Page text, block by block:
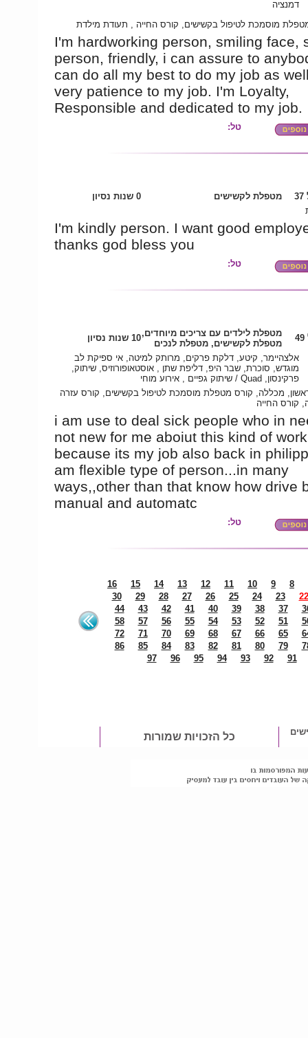
דמנציה
מוסמכת לטיפול בקשישים, קורס החייה , תעודת מילדת
I'm hardworking person, smiling face,
person, friendly, i can assure to
can do all my best to do my job as
very patience to my job. I'm Loyalty,
Responsible and dedicated to my job.
טל:
מטפלת לקשישים
0 שנות נסיון
I'm kindly person. I want good
thanks god bless you
טל:
מטפלת לילדים עם צריכים מיוחדים,
מטפלת לקשישים, מטפלת לנכים
10 שנות נסיון
אלצהיימר, קיטע, דלקת פרקים, מרותק למיטה, אי ספיקת לב
מוגדש, סוכרת, שבר היפ, דליפת שתן , אוסטאופורוזיס, שיתוק,
פרקינסון, Quad / שיתוק גפיים , אירוע מוחי
מכללה, קורס מטפלת מוסמכת לטיפול בקשישים, קורס עזרה
קורס החייה
i am use to deal sick people who in
not new for me aboiut this kind of work
because its my job also back in
am flexible type of person...in many
ways,,other than that know how drive
manual and automatc
טל:
8
9
10
11
12
13
14
15
16
22
23
24
25
26
27
28
29
30
37
38
39
40
41
42
43
44
51
52
53
54
55
56
57
58
65
66
67
68
69
70
71
72
79
80
81
82
83
84
85
86
91
92
93
94
95
96
97
כל הזכויות שמורות